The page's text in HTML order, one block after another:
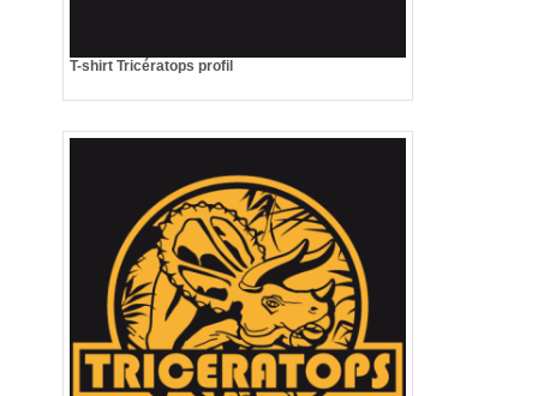
T-shirt Tricératops profil